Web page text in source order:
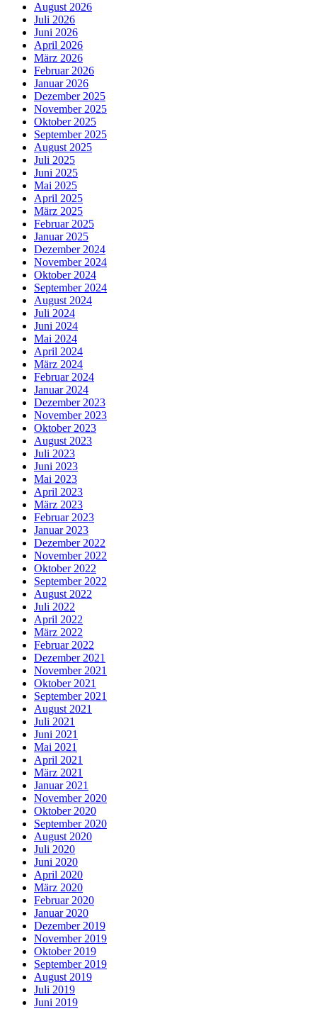
August 2026
Juli 2026
Juni 2026
April 2026
März 2026
Februar 2026
Januar 2026
Dezember 2025
November 2025
Oktober 2025
September 2025
August 2025
Juli 2025
Juni 2025
Mai 2025
April 2025
März 2025
Februar 2025
Januar 2025
Dezember 2024
November 2024
Oktober 2024
September 2024
August 2024
Juli 2024
Juni 2024
Mai 2024
April 2024
März 2024
Februar 2024
Januar 2024
Dezember 2023
November 2023
Oktober 2023
August 2023
Juli 2023
Juni 2023
Mai 2023
April 2023
März 2023
Februar 2023
Januar 2023
Dezember 2022
November 2022
Oktober 2022
September 2022
August 2022
Juli 2022
April 2022
März 2022
Februar 2022
Dezember 2021
November 2021
Oktober 2021
September 2021
August 2021
Juli 2021
Juni 2021
Mai 2021
April 2021
März 2021
Januar 2021
November 2020
Oktober 2020
September 2020
August 2020
Juli 2020
Juni 2020
April 2020
März 2020
Februar 2020
Januar 2020
Dezember 2019
November 2019
Oktober 2019
September 2019
August 2019
Juli 2019
Juni 2019